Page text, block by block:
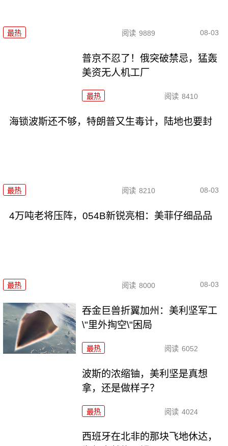
最热 阅读 9889 08-03
普京不忍了！俄突破禁忌，猛轰
美资无人机工厂
最热 阅读 8410
海锁波斯还不够，特朗普又生毒计，陆地也要封
最热 阅读 8210 08-03
4万吨老将压阵，054B新锐亮相：美菲仔细品品
最热 阅读 8000 08-03
吞金巨兽折翼加州：美利坚军工
\"里外掏空\"困局
最热 阅读 6052
波斯的浓缩铀，美利坚是真想
拿，还是做样子？
最热 阅读 4024
西班牙在北非的那块飞地休达，